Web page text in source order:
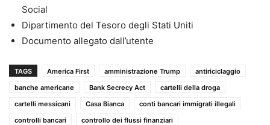
Social
Dipartimento del Tesoro degli Stati Uniti
Documento allegato dall’utente
TAGS America First amministrazione Trump
antiriciclaggio
banche americane
Bank Secrecy Act
cartelli della droga
cartelli messicani
Casa Bianca
conti bancari immigrati illegali
controlli bancari
controllo dei flussi finanziari